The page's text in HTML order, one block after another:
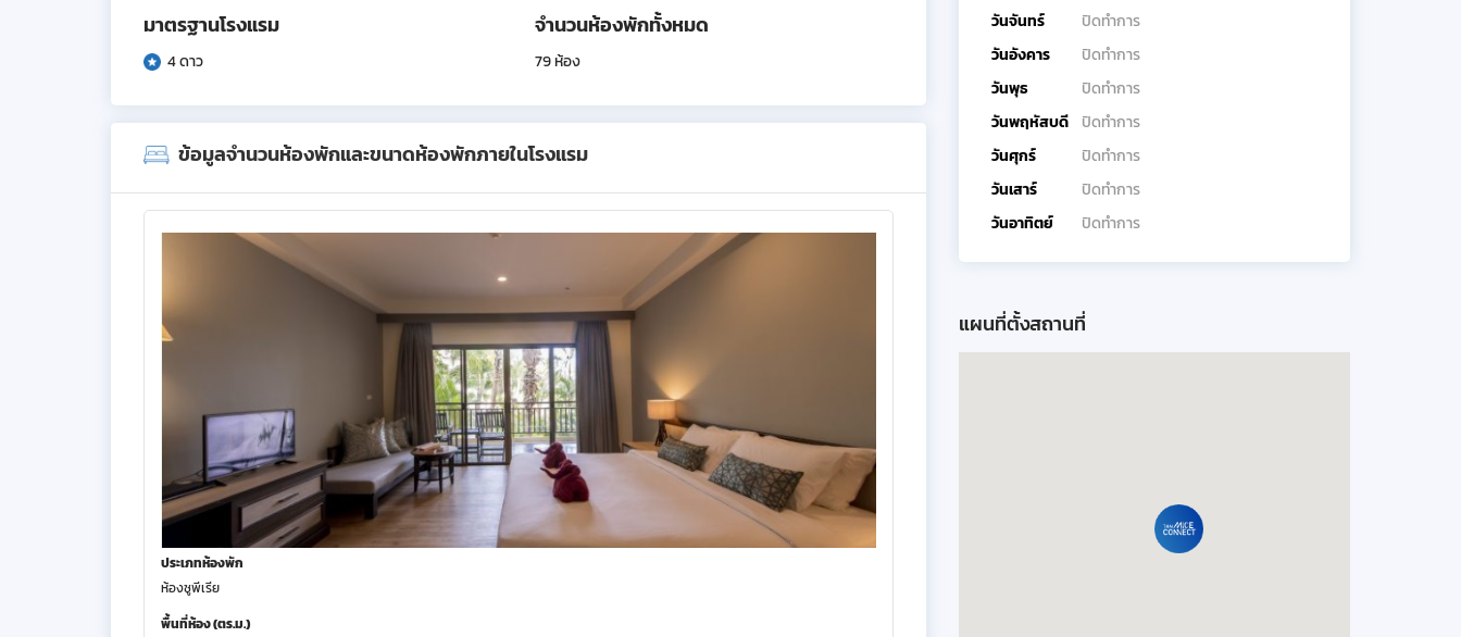
มาตรฐานโรงแรม
4 ดาว
จำนวนห้องพักทั้งหมด
79 ห้อง
ข้อมูลจำนวนห้องพักและขนาดห้องพักภายในโรงแรม
ประเภทห้องพัก
ห้องซูพีเรีย
พื้นที่ห้อง (ตร.ม.)
วันจันทร์
ปิดทำการ
วันอังคาร
ปิดทำการ
วันพุธ
ปิดทำการ
วันพฤหัสบดี
ปิดทำการ
วันศุกร์
ปิดทำการ
วันเสาร์
ปิดทำการ
วันอาทิตย์
ปิดทำการ
แผนที่ตั้งสถานที่